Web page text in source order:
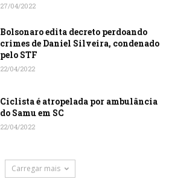
27/04/2022
Bolsonaro edita decreto perdoando
crimes de Daniel Silveira, condenado
pelo STF
22/04/2022
Ciclista é atropelada por ambulância
do Samu em SC
22/04/2022
Carregar mais